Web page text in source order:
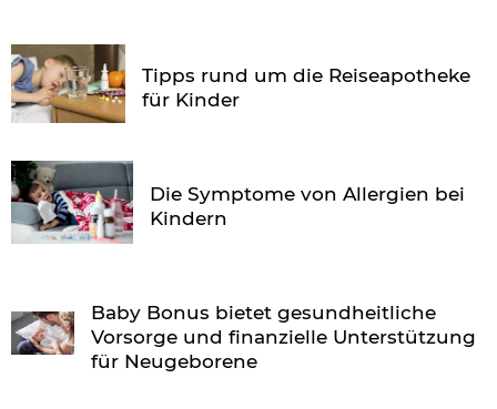
Tipps rund um die Reiseapotheke
für Kinder
Die Symptome von Allergien bei
Kindern
Baby Bonus bietet gesundheitliche
Vorsorge und finanzielle Unterstützung
für Neugeborene